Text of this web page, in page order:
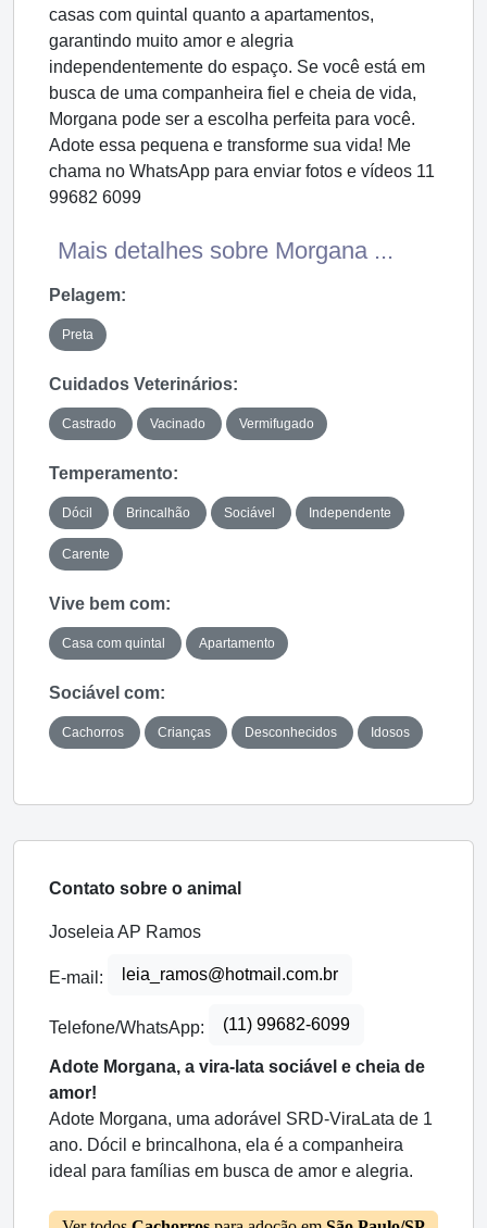
casas com quintal quanto a apartamentos,
garantindo muito amor e alegria
independentemente do espaço. Se você está em
busca de uma companheira fiel e cheia de vida,
Morgana pode ser a escolha perfeita para você.
Adote essa pequena e transforme sua vida! Me
chama no WhatsApp para enviar fotos e vídeos 11
99682 6099
Mais detalhes sobre Morgana ...
Pelagem:
Preta
Cuidados Veterinários:
Castrado Vacinado Vermifugado
Temperamento:
Dócil Brincalhão Sociável Independente
Carente
Vive bem com:
Casa com quintal Apartamento
Sociável com:
Cachorros Crianças Desconhecidos Idosos
Contato sobre o animal
Joseleia AP Ramos
E-mail: leia_ramos@hotmail.com.br
Telefone/WhatsApp: (11) 99682-6099
Adote Morgana, a vira-lata sociável e cheia de
amor!
Adote Morgana, uma adorável SRD-ViraLata de 1
ano. Dócil e brincalhona, ela é a companheira
ideal para famílias em busca de amor e alegria.